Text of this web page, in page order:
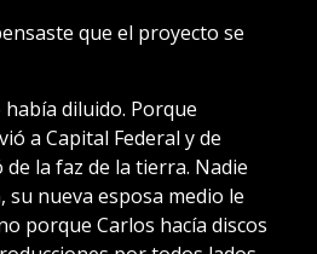
que el proyecto se
diluido. Porque
a Capital Federal y de
la faz de la tierra. Nadie
su nueva esposa medio le
porque Carlos hacía discos